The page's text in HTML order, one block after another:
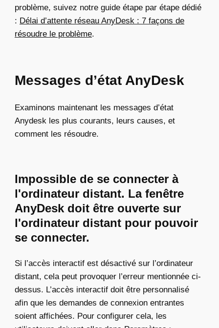
problème, suivez notre guide étape par étape dédié
: Délai d’attente réseau AnyDesk : 7 façons de
résoudre le problème.
Messages d’état AnyDesk
Examinons maintenant les messages d’état
Anydesk les plus courants, leurs causes, et
comment les résoudre.
Impossible de se connecter à
l'ordinateur distant. La fenêtre
AnyDesk doit être ouverte sur
l'ordinateur distant pour pouvoir
se connecter.
Si l’accès interactif est désactivé sur l’ordinateur
distant, cela peut provoquer l’erreur mentionnée ci-
dessus. L’accès interactif doit être personnalisé
afin que les demandes de connexion entrantes
soient affichées. Pour configurer cela, les